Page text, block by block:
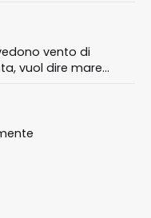
vuol dire mare
lungo la